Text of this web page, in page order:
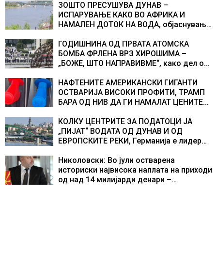
ЗОШТО ПРЕСУШУВА ДУНАВ –
ИСПАРУВАЊЕ КАКО ВО АФРИКА И
НАМАЛЕН ДОТОК НА ВОДА, објаснување
ГОДИШНИНА ОД ПРВАТА АТОМСКА
БОМБА ФРЛЕНА ВРЗ ХИРОШИМА –
„БОЖЕ, ШТО НАПРАВИВМЕ“, како дел од
учесниците во бомбардирањето го
доживуваа овој настан што го промени
текот на историјата
НАФТЕНИТЕ АМЕРИКАНСКИ ГИГАНТИ
ОСТВАРИЈА ВИСОКИ ПРОФИТИ, ТРАМП
БАРА ОД НИВ ДА ГИ НАМАЛАТ ЦЕНИТЕ
КОЛКУ ЦЕНТРИТЕ ЗА ПОДАТОЦИ ЈА
„ПИЈАТ“ ВОДАТА ОД ДУНАВ И ОД
ЕВРОПСКИТЕ РЕКИ, Германија е лидер
центри за податоци
Николовски: Во јули остварена
историски највисока наплата на приходи
од над 14 милијарди денари –